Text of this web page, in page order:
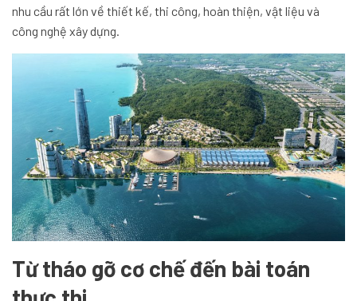
nhu cầu rất lớn về thiết kế, thi công, hoàn thiện, vật liệu và
công nghệ xây dựng.
Từ tháo gỡ cơ chế đến bài toán